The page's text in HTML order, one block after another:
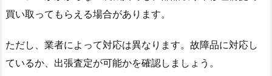
買い取ってもらえる場合があります。
ただし、業者によって対応は異なります。故障品に対応し
ているか、出張査定が可能かを確認しましょう。